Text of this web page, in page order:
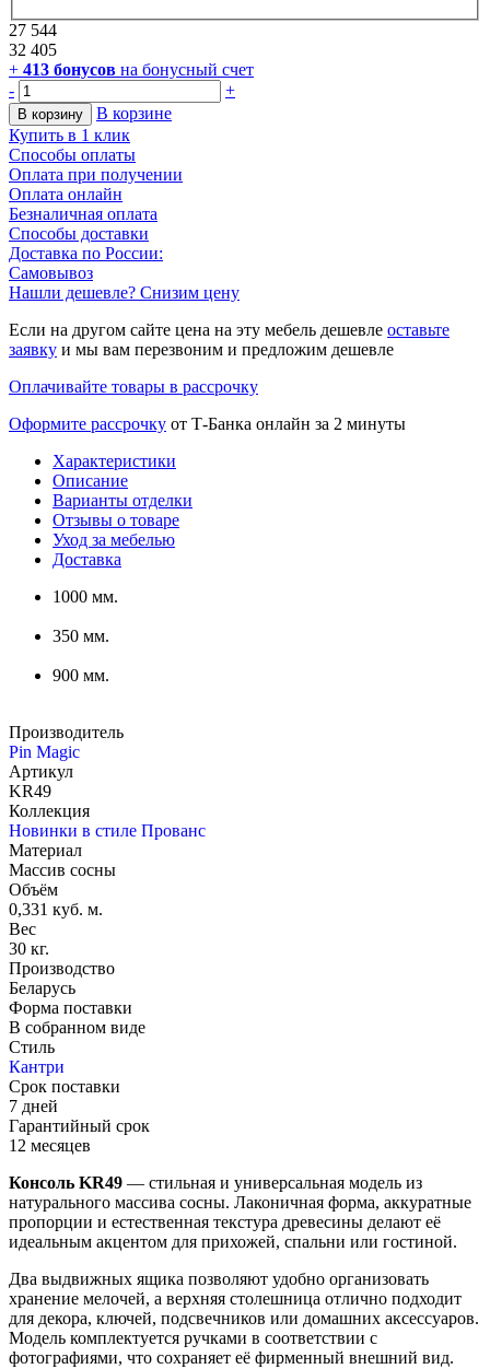
27 544
32 405
+ 413 бонусов на бонусный счет
-
+
В корзину
В корзине
Купить в 1 клик
Способы оплаты
Оплата при получении
Оплата онлайн
Безналичная оплата
Способы доставки
Доставка по России:
Самовывоз
Нашли дешевле? Снизим цену
Если на другом сайте цена на эту мебель дешевле оставьте
заявку и мы вам перезвоним и предложим дешевле
Оплачивайте товары в рассрочку
Оформите рассрочку от Т-Банка онлайн за 2 минуты
Характеристики
Описание
Варианты отделки
Отзывы о товаре
Уход за мебелью
Доставка
1000 мм.
350 мм.
900 мм.
Производитель
Pin Magic
Артикул
KR49
Коллекция
Новинки в стиле Прованс
Материал
Массив сосны
Объём
0,331 куб. м.
Вес
30 кг.
Производство
Беларусь
Форма поставки
В собранном виде
Стиль
Кантри
Срок поставки
7 дней
Гарантийный срок
12 месяцев
Консоль KR49 — стильная и универсальная модель из
натурального массива сосны. Лаконичная форма, аккуратные
пропорции и естественная текстура древесины делают её
идеальным акцентом для прихожей, спальни или гостиной.
Два выдвижных ящика позволяют удобно организовать
хранение мелочей, а верхняя столешница отлично подходит
для декора, ключей, подсвечников или домашних аксессуаров.
Модель комплектуется ручками в соответствии с
фотографиями, что сохраняет её фирменный внешний вид.